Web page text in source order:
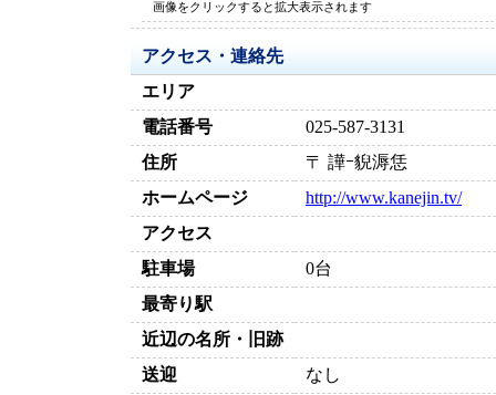
画像をクリックすると拡大表示されます
アクセス・連絡先
エリア
電話番号
025-587-3131
住所
〒 譁ｰ貎溽恁
ホームページ
http://www.kanejin.tv/
アクセス
駐車場
0台
最寄り駅
近辺の名所・旧跡
送迎
なし